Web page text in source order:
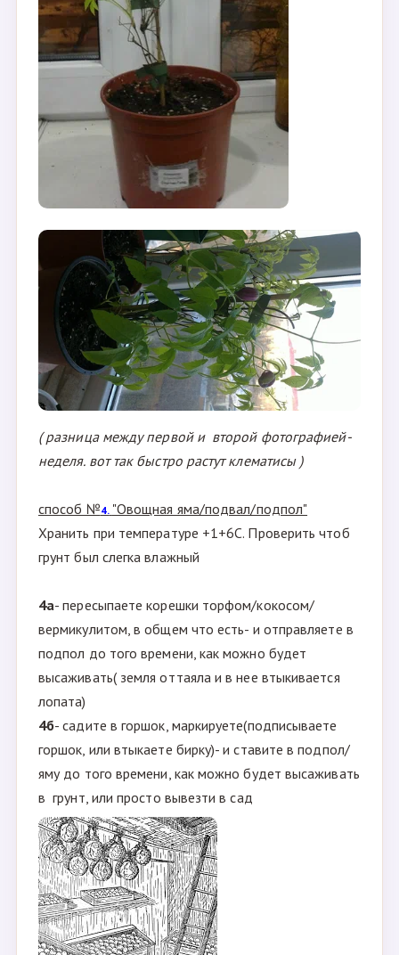
( разница между первой и второй фотографией-
неделя. вот так быстро растут клематисы )
способ №4. "Овощная яма/подвал/подпол"
Хранить при температуре +1+6С. Проверить чтоб
грунт был слегка влажный
4а- пересыпаете корешки торфом/кокосом/
вермикулитом, в общем что есть- и отправляете в
подпол до того времени, как можно будет
высаживать( земля оттаяла и в нее втыкивается
лопата)
4б- садите в горшок, маркируете(подписываете